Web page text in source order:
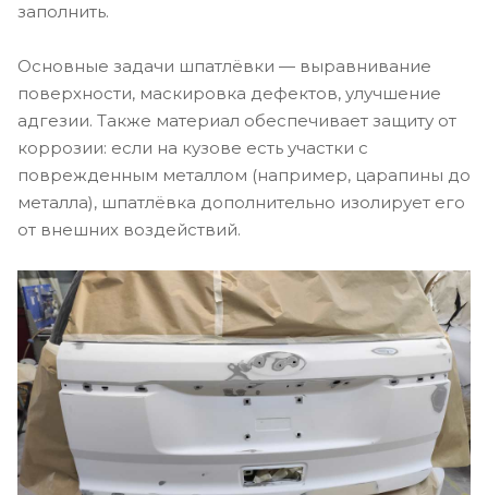
заполнить.
Основные задачи шпатлёвки — выравнивание
поверхности, маскировка дефектов, улучшение
адгезии. Также материал обеспечивает защиту от
коррозии: если на кузове есть участки с
поврежденным металлом (например, царапины до
металла), шпатлёвка дополнительно изолирует его
от внешних воздействий.